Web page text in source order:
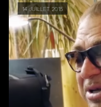
14 juillet 2015